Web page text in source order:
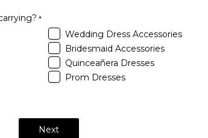
*
Wedding Dress Accessories
Bridesmaid Accessories
Quinceañera Dresses
Prom Dresses
Next